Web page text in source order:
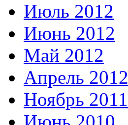
Июль 2012
Июнь 2012
Май 2012
Апрель 2012
Ноябрь 2011